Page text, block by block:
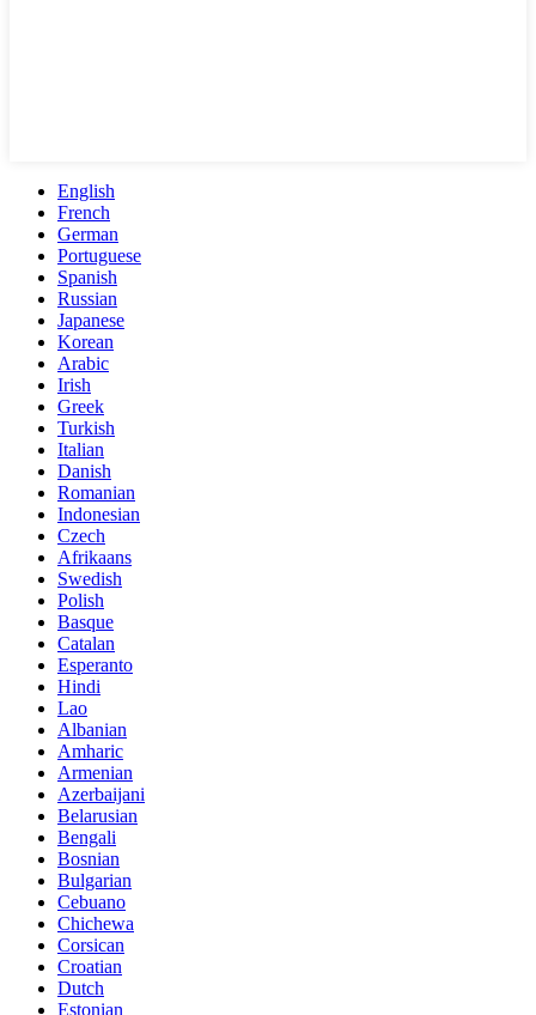
English
French
German
Portuguese
Spanish
Russian
Japanese
Korean
Arabic
Irish
Greek
Turkish
Italian
Danish
Romanian
Indonesian
Czech
Afrikaans
Swedish
Polish
Basque
Catalan
Esperanto
Hindi
Lao
Albanian
Amharic
Armenian
Azerbaijani
Belarusian
Bengali
Bosnian
Bulgarian
Cebuano
Chichewa
Corsican
Croatian
Dutch
Estonian